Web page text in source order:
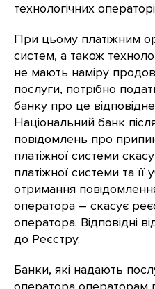
технологічних
При цьому платіжним
систем, а також
не мають наміру
послуги, потрібно
банку про це
Національний банк
повідомлень про
платіжної системи
платіжної системи та її
отримання
оператора – скасує
оператора. Відповідні
до Реєстру.
Банки, які надають